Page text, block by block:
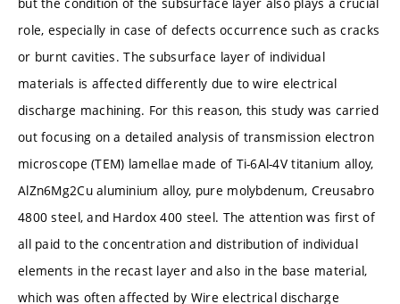
role, especially in case of defects occurrence such as cracks
or burnt cavities. The subsurface layer of individual
materials is affected differently due to wire electrical
discharge machining. For this reason, this study was carried
out focusing on a detailed analysis of transmission electron
microscope (TEM) lamellae made of Ti-6Al-4V titanium alloy,
AlZn6Mg2Cu aluminium alloy, pure molybdenum, Creusabro
4800 steel, and Hardox 400 steel. The attention was first of
all paid to the concentration and distribution of individual
elements in the recast layer and also in the base material,
which was often affected by Wire electrical discharge